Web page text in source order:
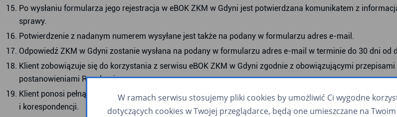
Po wysłaniu formularza jego rejestracja w eBOK ZKM w Gdyni jest potwierdzana komunikatem z
sprawy.
Potwierdzenie z nadanym numerem wysyłane jest także na podany w formularzu adres e-mail.
Odpowiedź ZKM w Gdyni zostanie wysłana na podany w formularzu adres e-mail w terminie do 30 dni od
Klient zobowiązuje się do korzystania z serwisu eBOK ZKM w Gdyni zgodnie z obowiązującymi
postanowieniami Regulaminu.
Klient ponosi pełną odpowiedzialność za poprawność i aktualność swoich danych, w szczególności
i korespondencji.
W ramach serwisu stosujemy pliki cookies by umożliwić Ci wygodne
dotyczących cookies w Twojej przeglądarce, będą one umieszczane na